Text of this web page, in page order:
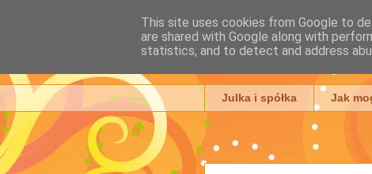
Julia
Julka i spółka Jak
This site uses cookies from Google to
are shared with Google along with
statistics, and to detect and address